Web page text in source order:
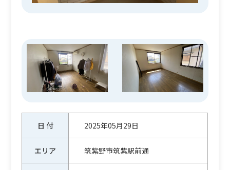
日 付 2025年05月29日
エリア 筑紫野市筑紫駅前通